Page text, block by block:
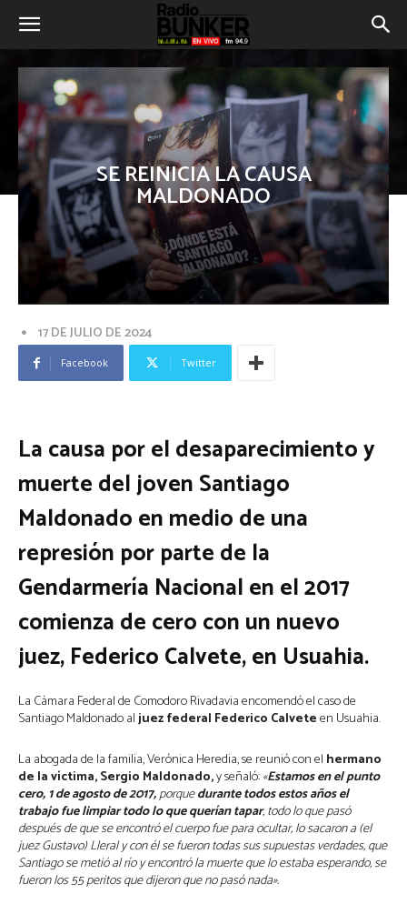
SE REINICIA LA CAUSA
MALDONADO
17 DE JULIO DE 2024
Facebook Twitter
La causa por el desaparecimiento y
muerte del joven Santiago
Maldonado en medio de una
represión por parte de la
Gendarmería Nacional en el 2017
comienza de cero con un nuevo
juez, Federico Calvete, en Usuahia.
La Cámara Federal de Comodoro Rivadavia encomendó el caso de
Santiago Maldonado aljuez federal Federico Calveteen Usuahia.
La abogada de la familia, Verónica Heredia, se reunió con el hermano
de la víctima, Sergio Maldonado,y señaló:«Estamos en el punto
cero, 1 de agosto de 2017,porquedurante todos estos años el
trabajo fue limpiar todo lo que querían tapar, todo lo que pasó
después de que se encontró el cuerpo fue para ocultar, lo sacaron a (el
juez Gustavo) Lleral y con él se fueron todas sus supuestas verdades, que
Santiago se metió al río y encontró la muerte que lo estaba esperando, se
fueron los 55 peritos que dijeron que no pasó nada».